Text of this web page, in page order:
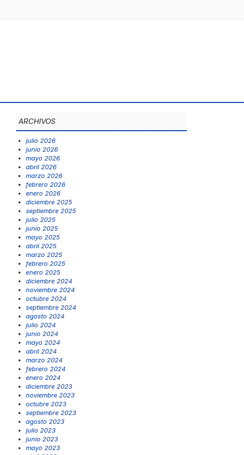
ARCHIVOS
julio 2026
junio 2026
mayo 2026
abril 2026
marzo 2026
febrero 2026
enero 2026
diciembre 2025
septiembre 2025
julio 2025
junio 2025
mayo 2025
abril 2025
marzo 2025
febrero 2025
enero 2025
diciembre 2024
noviembre 2024
octubre 2024
septiembre 2024
agosto 2024
julio 2024
junio 2024
mayo 2024
abril 2024
marzo 2024
febrero 2024
enero 2024
diciembre 2023
noviembre 2023
octubre 2023
septiembre 2023
agosto 2023
julio 2023
junio 2023
mayo 2023